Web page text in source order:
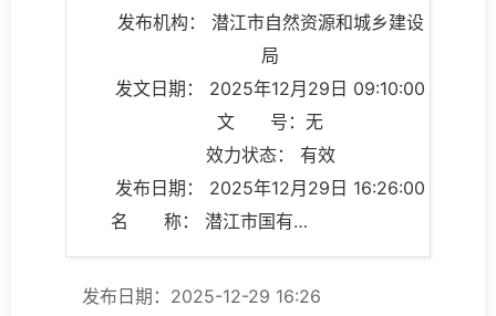
发布机构： 潜江市自然资源和城乡建设
局
发文日期： 2025年12月29日 09:10:00
文 号：无
效力状态： 有效
发布日期： 2025年12月29日 16:26:00
名 称： 潜江市国有土地划拨用地批前公示（QH(2025)024号）
发布日期：2025-12-29 16:26